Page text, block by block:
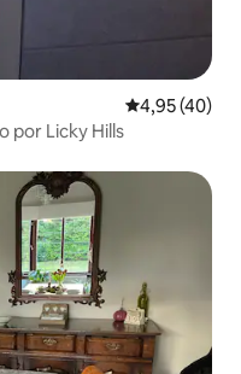
4,95 de uma
4,95 (40)
por Licky Hills
hóspedes